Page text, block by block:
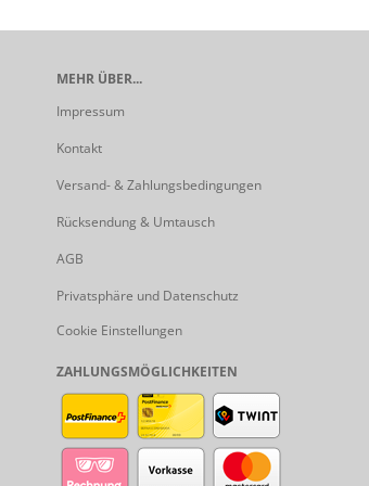
MEHR ÜBER...
Impressum
Kontakt
Versand- & Zahlungsbedingungen
Rücksendung & Umtausch
AGB
Privatsphäre und Datenschutz
Cookie Einstellungen
ZAHLUNGSMÖGLICHKEITEN